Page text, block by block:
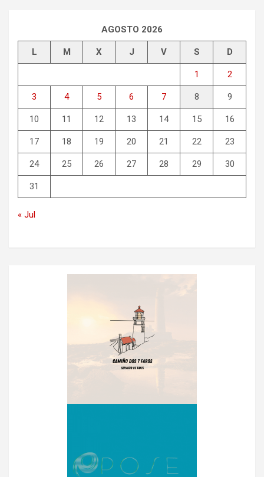
AGOSTO 2026
L M X J V S D
1 2
3 4 5 6 7 8 9
10 11 12 13 14 15 16
17 18 19 20 21 22 23
24 25 26 27 28 29 30
31
« Jul